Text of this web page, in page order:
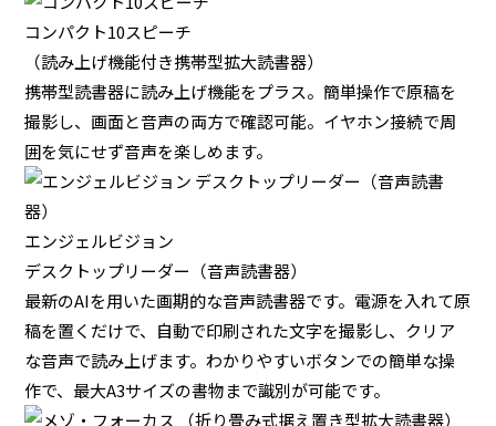
コンパクト10スピーチ
（読み上げ機能付き携帯型拡大読書器）
携帯型読書器に読み上げ機能をプラス。簡単操作で原稿を
撮影し、画面と音声の両方で確認可能。イヤホン接続で周
囲を気にせず音声を楽しめます。
エンジェルビジョン
デスクトップリーダー（音声読書器）
最新のAIを用いた画期的な音声読書器です。電源を入れて原
稿を置くだけで、自動で印刷された文字を撮影し、クリア
な音声で読み上げます。わかりやすいボタンでの簡単な操
作で、最大A3サイズの書物まで識別が可能です。